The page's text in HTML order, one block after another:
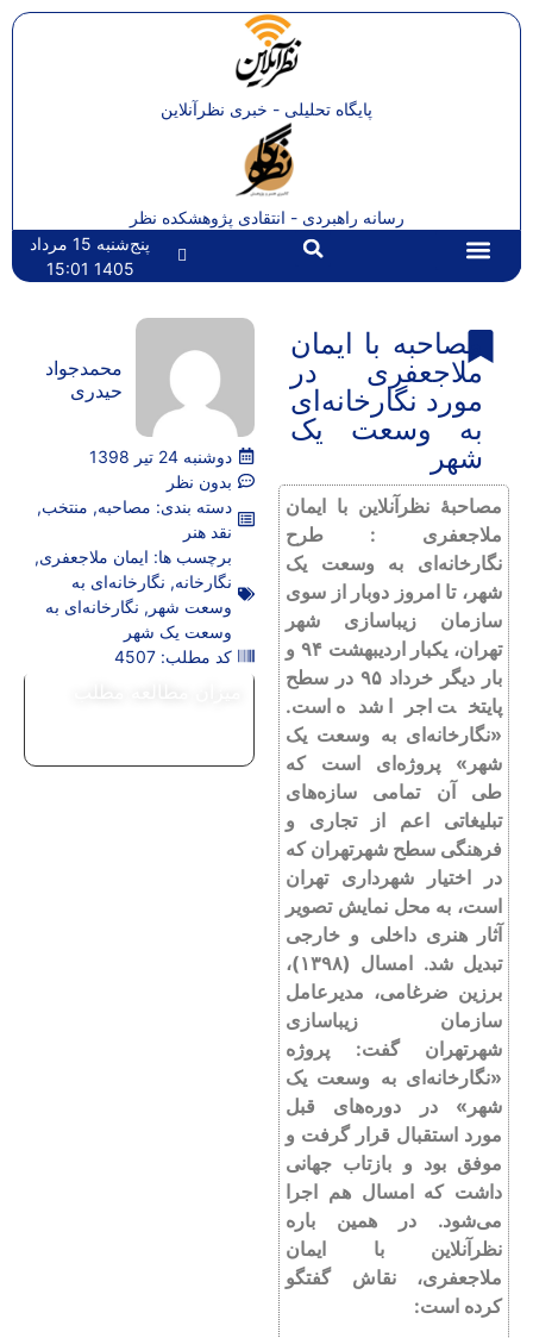
پایگاه تحلیلی - خبری نظرآنلاین
رسانه راهبردی - انتقادی پژوهشکده نظر
پنج‌شنبه 15 مرداد
1405 15:01
مصاحبه با ایمان
ملاجعفری در
مورد نگارخانه‌ای
به وسعت یک
شهر
مصاحبۀ نظرآنلاین با ایمان
ملاجعفری : طرح
نگارخانه‌ای به وسعت یک
شهر، تا امروز دوبار از سوی
سازمان زیباسازی شهر
تهران، یکبار اردیبهشت ۹۴ و
بار دیگر خرداد ۹۵ در سطح
پایتخت اجرا شده است.
«نگارخانه‌ای به وسعت یک
شهر» پروژه‌ای است که
طی آن تمامی ‌سازه‌های
تبلیغاتی اعم از تجاری و
فرهنگی سطح شهرتهران که
در اختیار شهرداری تهران
است، به محل نمایش تصویر
آثار هنری داخلی و خارجی
تبدیل شد. امسال (۱۳۹۸)،
برزین ضرغامی، مدیرعامل
سازمان زیباسازی
شهرتهران گفت: پروژه
«نگارخانه‌ای به وسعت یک
شهر» در دوره‌های قبل
مورد استقبال قرار گرفت و
موفق بود و بازتاب جهانی
داشت که امسال هم اجرا
می‌شود. در همین باره
نظرآنلاین با ایمان
ملاجعفری، نقاش گفتگو
کرده است:
محمدجواد
حیدری
دوشنبه 24 تیر 1398
بدون نظر
دسته بندی: مصاحبه, منتخب,
نقد هنر
برچسب ها: ایمان ملاجعفری,
نگارخانه, نگارخانه‌ای به
وسعت شهر , نگارخانه‌ای به
وسعت یک شهر
کد مطلب: 4507